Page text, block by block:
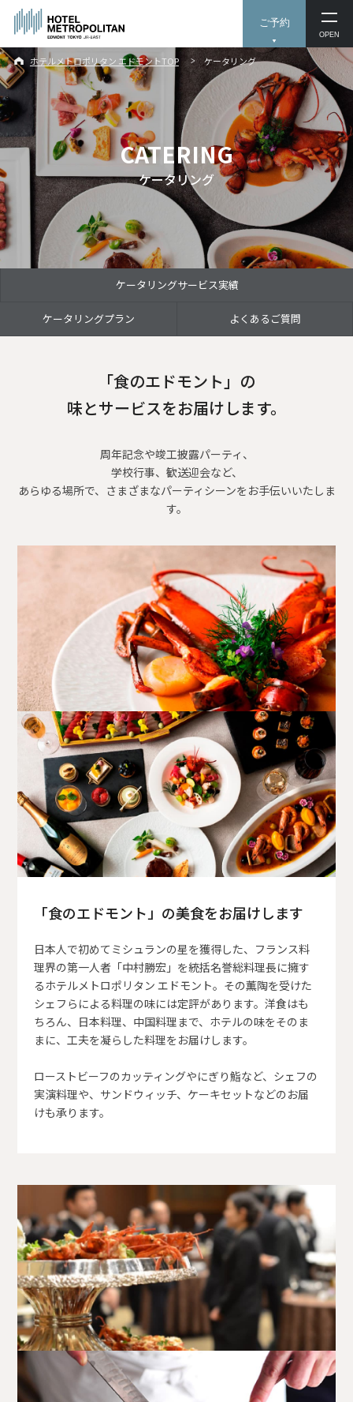
ご予約
OPEN
CATERING
ケータリング
ホテルメトロポリタン エドモントTOP ケータリング
ケータリングサービス実績
ケータリングプラン よくあるご質問
「食のエドモント」の
味とサービスをお届けします。
周年記念や竣工披露パーティ、
学校行事、歓送迎会など、
あらゆる場所で、さまざまなパーティシーンをお手伝いいたしま
す。
「食のエドモント」の美食をお届けします
日本人で初めてミシュランの星を獲得した、フランス料
理界の第一人者「中村勝宏」を統括名誉総料理長に擁す
るホテルメトロポリタン エドモント。その薫陶を受けた
シェフらによる料理の味には定評があります。洋食はも
ちろん、日本料理、中国料理まで、ホテルの味をそのま
まに、工夫を凝らした料理をお届けします。
ローストビーフのカッティングやにぎり鮨など、シェフの
実演料理や、サンドウィッチ、ケーキセットなどのお届
けも承ります。